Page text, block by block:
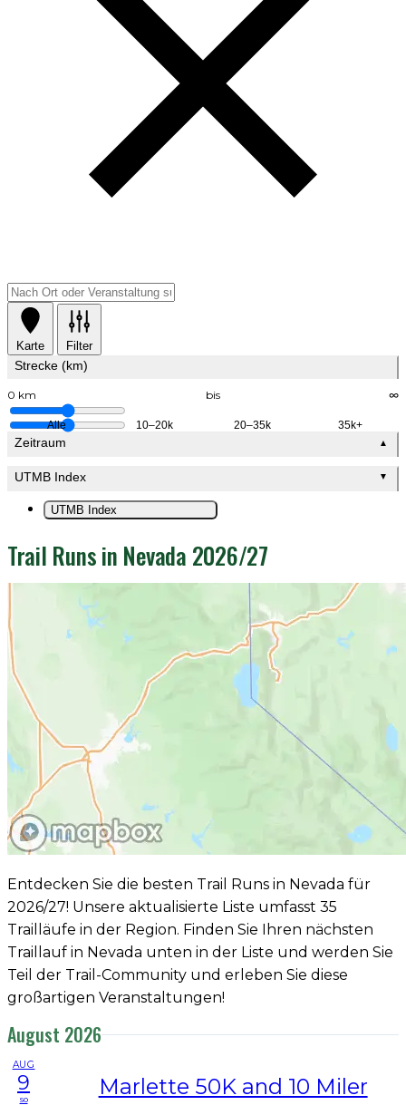
Karte Filter
Strecke (km)
0 km bis ∞
Alle 10–20k 20–35k 35k+
Zeitraum ▲
UTMB Index ▼
UTMB Index
Trail Runs in Nevada 2026/27
Entdecken Sie die besten Trail Runs in Nevada für
2026/27! Unsere aktualisierte Liste umfasst 35
Trailläufe in der Region. Finden Sie Ihren nächsten
Traillauf in Nevada unten in der Liste und werden Sie
Teil der Trail-Community und erleben Sie diese
großartigen Veranstaltungen!
August 2026
AUG
9
so Marlette 50K and 10 Miler